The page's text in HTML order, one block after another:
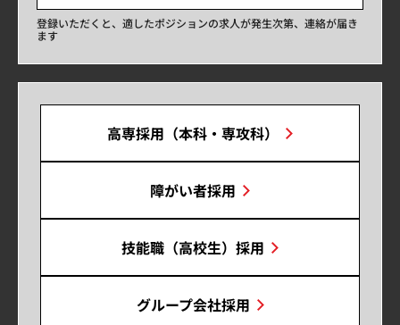
登録いただくと、適したポジションの求人が発生次第、連絡が届き
ます
高専採用（本科・専攻科）
障がい者採用
技能職（高校生）採用
グループ会社採用